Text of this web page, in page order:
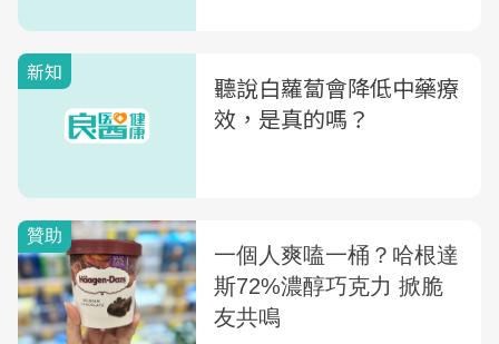
新知
聽說白蘿蔔會降低中藥療
效，是真的嗎？